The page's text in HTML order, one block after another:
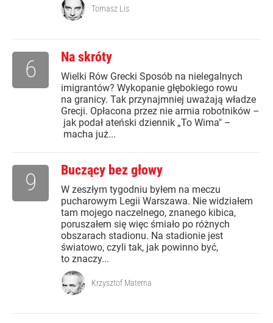
Tomasz Lis
Na skróty
Wielki Rów Grecki Sposób na nielegalnych
imigrantów? Wykopanie głębokiego rowu
na granicy. Tak przynajmniej uważają władze
Grecji. Opłacona przez nie armia robotników –
jak podał ateński dziennik „To Wima" –
macha już...
6
Buczący bez głowy
W zeszłym tygodniu byłem na meczu
pucharowym Legii Warszawa. Nie widziałem
tam mojego naczelnego, znanego kibica,
poruszałem się więc śmiało po różnych
obszarach stadionu. Na stadionie jest
światowo, czyli tak, jak powinno być,
to znaczy...
9
Krzysztof Materna